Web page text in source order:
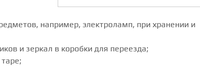
например, электроламп, при хранении и
и зеркал в коробки для переезда;